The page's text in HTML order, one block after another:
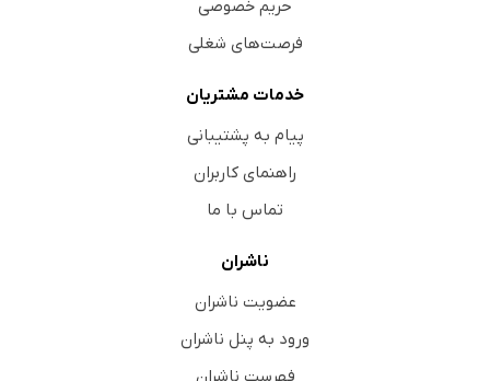
حریم خصوصی
فرصت‌های شغلی
خدمات مشتریان
پیام به پشتیبانی
راهنمای کاربران
تماس با ما
ناشران
عضویت ناشران
ورود به پنل ناشران